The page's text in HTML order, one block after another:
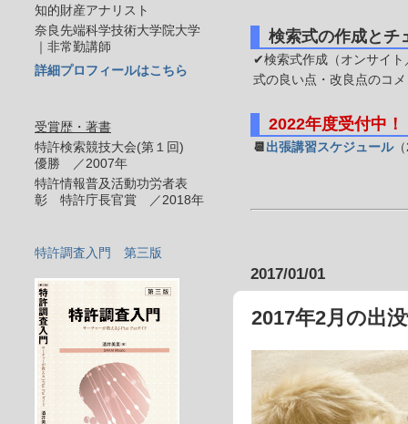
検索式の作成とチ
✔検索式作成（オンサイト
式の良い点・改良点のコ
2022年度受付中！
📆 出張講習スケジュール
2017/01/01
2017年2月の出
知的財産アナリスト
奈良先端科学技術大学院大学
｜非常勤講師
詳細プロフィールはこちら
受賞歴・著書
特許検索競技大会(第１回)
優勝 ／2007年
特許情報普及活動功労者表
彰 特許庁長官賞 ／2018年
特許調査入門 第三版